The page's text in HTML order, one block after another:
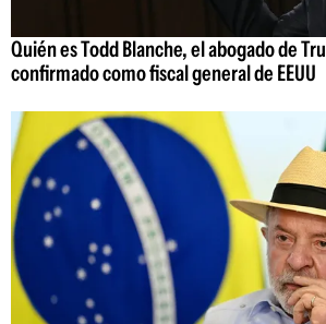
Quién es Todd Blanche, el abogado de
confirmado como fiscal general de EEUU